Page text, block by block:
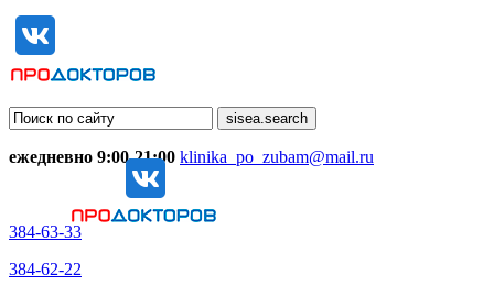
ежедневно 9:00-21:00 klinika_po_zubam@mail.ru
384-63-33
384-62-22